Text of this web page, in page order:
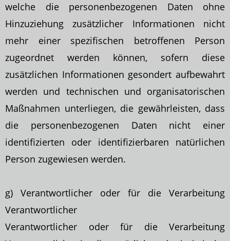
welche die personenbezogenen Daten ohne
Hinzuziehung zusätzlicher Informationen nicht
mehr einer spezifischen betroffenen Person
zugeordnet werden können, sofern diese
zusätzlichen Informationen gesondert aufbewahrt
werden und technischen und organisatorischen
Maßnahmen unterliegen, die gewährleisten, dass
die personenbezogenen Daten nicht einer
identifizierten oder identifizierbaren natürlichen
Person zugewiesen werden.
g) Verantwortlicher oder für die Verarbeitung
Verantwortlicher
Verantwortlicher oder für die Verarbeitung